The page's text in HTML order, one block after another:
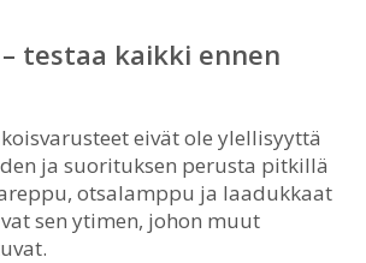
testaa kaikki ennen
eivät ole ylellisyyttä
ja suorituksen perusta pitkillä
otsalamppu ja laadukkaat
sen ytimen, johon muut